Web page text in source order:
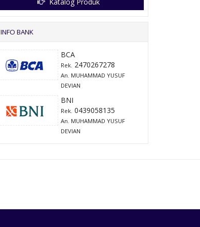
INFO BANK
BCA
Rek. 2470267278
An. MUHAMMAD YUSUF
DEVIAN
BNI
Rek. 0439058135
An. MUHAMMAD YUSUF
DEVIAN